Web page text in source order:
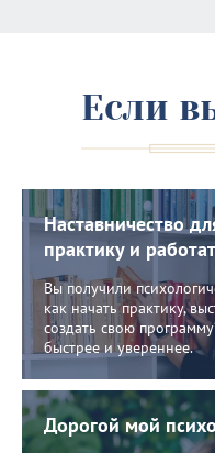
Если
Наставничество
практику и
Вы получили
как начать практику,
создать свою
быстрее и увереннее.
Дорогой мой